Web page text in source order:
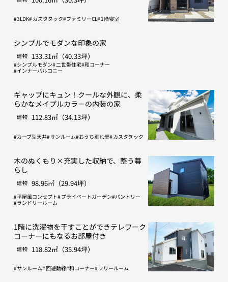
3LDK カスタヌック ファミリーCL 1階寝室
シンプルでモダンな印象の家
建物 133.31㎡（40.33坪）
シンプルモダン 二世帯住宅 和コーナー
インナーバルコニー
ギャップにキュン！クールな外観に、柔
らかなメイプルカラーの内装の家
建物 112.83㎡（34.13坪）
カーブ型天井 サンルーム おうち垂れ壁 カスタヌック
木のぬくもり×充実した収納で、整う暮
らし
建物 98.96㎡（29.94坪）
平屋風コンセプト プライベートガーデン パントリー
ランドリールーム
1階に洗濯物を干すことができテレワーク
コーナーにもなるお部屋付き
建物 118.82㎡（35.94坪）
サンルーム 回遊動線 和コーナー フリールーム